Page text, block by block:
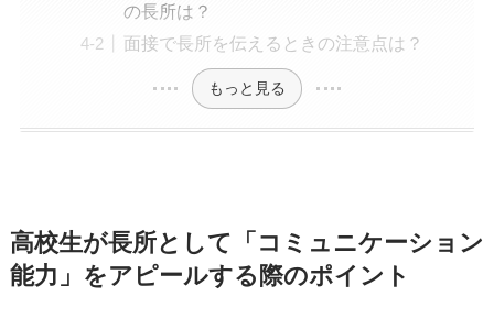
の長所は？
面接で長所を伝えるときの注意点は？
もっと見る
高校生が長所として「コミュニケーション
能力」をアピールする際のポイント